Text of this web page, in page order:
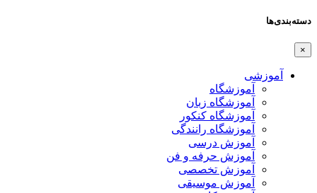
دسته‌بندی‌ها
×
آموزشی
آموزشگاه
آموزشگاه زبان
آموزشگاه کنکور
آموزشگاه رانندگی
آموزش درسی
آموزش حرفه و فن
آموزش تخصصی
آموزش موسیقی